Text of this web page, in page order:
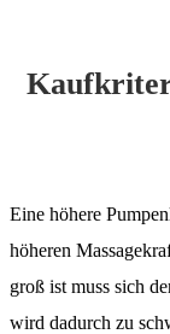
Eine höhere
höheren
groß ist muss sich
wird dadurch zu